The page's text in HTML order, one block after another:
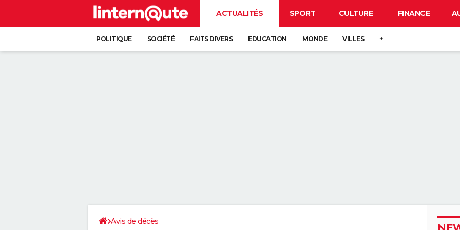
ACTUALITÉS SPORT CULTURE FINANCE
POLITIQUE SOCIÉTÉ FAITS DIVERS EDUCATION MONDE VILLES +
Avis de décès